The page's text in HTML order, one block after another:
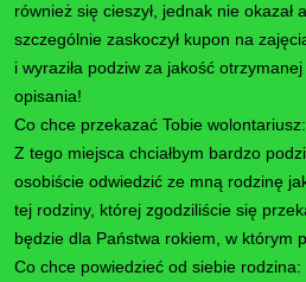
również się cieszył, jednak nie
szczególnie zaskoczył kupon na
i wyraziła podziw za jakość
opisania!
Co chce przekazać Tobie wolontariusz:
Z tego miejsca chciałbym bardzo
osobiście odwiedzić ze mną rodzinę
tej rodziny, której zgodziliście się
będzie dla Państwa rokiem, w którym
Co chce powiedzieć od siebie rodzina: